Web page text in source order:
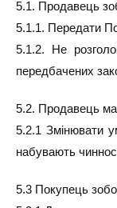
5.1. Продавець
5.1.1. Передати
5.1.2. Не
передбачених
5.2. Продавець
5.2.1 Змінювати
набувають
5.3 Покупець